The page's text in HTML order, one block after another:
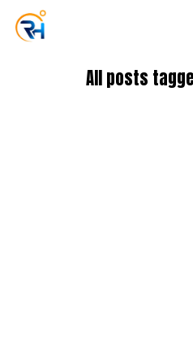
All posts